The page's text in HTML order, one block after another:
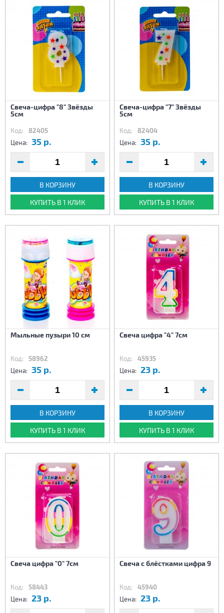
Свеча-цифра "8" Звёзды
5см
Код: 82405
Цена: 35 р.
В КОРЗИНУ
КУПИТЬ В 1 КЛИК
Свеча-цифра "7" Звёзды
5см
Код: 82404
Цена: 35 р.
В КОРЗИНУ
КУПИТЬ В 1 КЛИК
Мыльные пузыри 10 см
Код: 58962
Цена: 35 р.
В КОРЗИНУ
КУПИТЬ В 1 КЛИК
Свеча цифра "4" 7см
Код: 45935
Цена: 23 р.
В КОРЗИНУ
КУПИТЬ В 1 КЛИК
Свеча цифра "0" 7см
Код: 58443
Цена: 23 р.
Свеча с блёстками цифра 9
Код: 45940
Цена: 23 р.